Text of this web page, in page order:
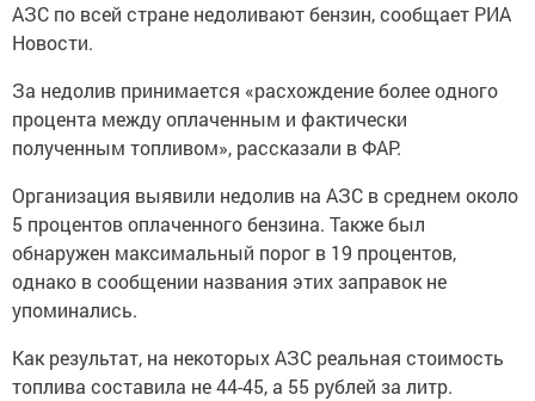
АЗС по всей стране недоливают бензин, сообщает РИА
Новости.
За недолив принимается «расхождение более одного
процента между оплаченным и фактически
полученным топливом», рассказали в ФАР.
Организация выявили недолив на АЗС в среднем около
5 процентов оплаченного бензина. Также был
обнаружен максимальный порог в 19 процентов,
однако в сообщении названия этих заправок не
упоминались.
Как результат, на некоторых АЗС реальная стоимость
топлива составила не 44-45, а 55 рублей за литр.